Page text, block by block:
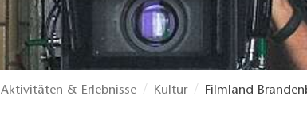
Aktivitäten & Erlebnisse Kultur Filmland